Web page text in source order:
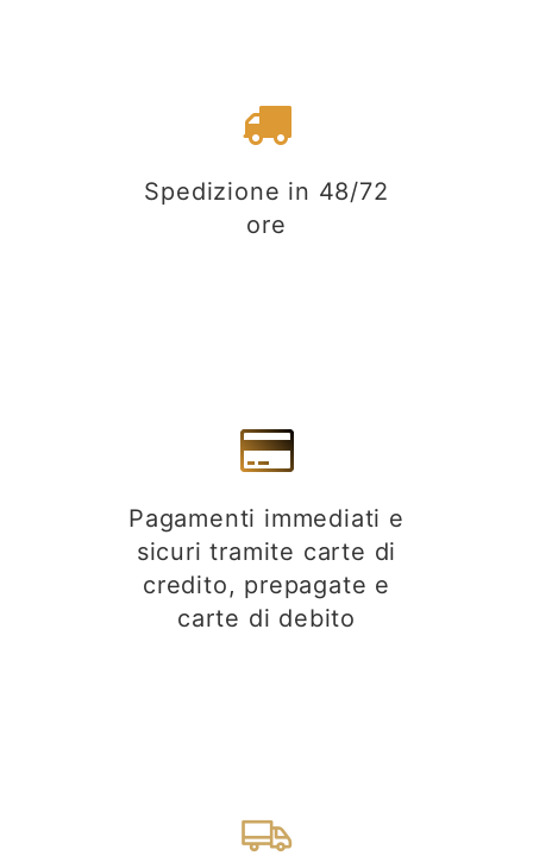
Spedizione in 48/72
ore
Pagamenti immediati e
sicuri tramite carte di
credito, prepagate e
carte di debito